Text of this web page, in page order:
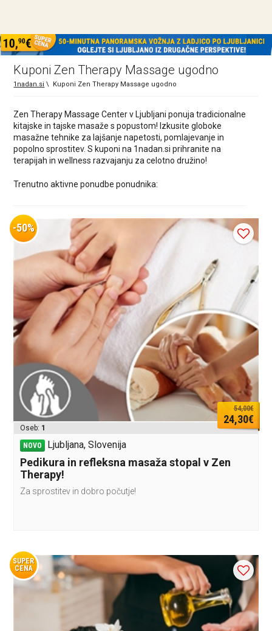
Kuponi Zen Therapy Massage ugodno
1nadan.si \ Kuponi Zen Therapy Massage ugodno
Zen Therapy Massage Center v Ljubljani ponuja tradicionalne
kitajske in tajske masaže s popustom! Izkusite globoke
masažne tehnike za lajšanje napetosti, pomlajevanje in
popolno sprostitev. S kuponi na 1nadan.si prihranite na
terapijah in wellness razvajanju za celotno družino!
Trenutno aktivne ponudbe ponudnika:
-50%
54,00€
24,30€
Oseb: 1
NOVO Ljubljana, Slovenija
Pedikura in refleksna masaža stopal v Zen
Therapy!
Za sprostitev in dobro počutje!
SUPER
CENA